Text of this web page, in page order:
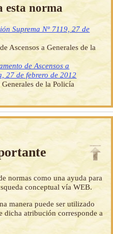
esta norma
Suprema Nº 7119, 27 de
Ascensos a Generales de la
de Ascensos a
27 de febrero de 2012
de la Policía
normas como una ayuda para
conceptual vía WEB.
manera puede ser utilizado
dicha atribución corresponde a